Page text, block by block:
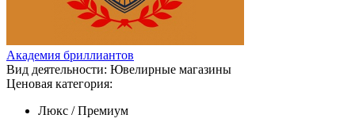
Академия бриллиантов
Вид деятельности: Ювелирные магазины
Ценовая категория:
Люкс / Премиум